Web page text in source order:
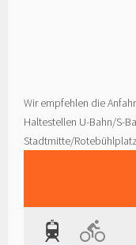
Wir empfehlen die
Haltestellen U-Bahn/S-
Stadtmitte/Rotebühlplatz